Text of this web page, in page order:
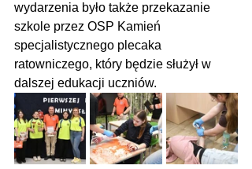
wydarzenia było także przekazanie
szkole przez OSP Kamień
specjalistycznego plecaka
ratowniczego, który będzie służył w
dalszej edukacji uczniów.